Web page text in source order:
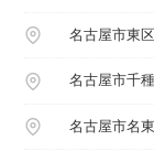
名古屋市東
名古屋市千
名古屋市名